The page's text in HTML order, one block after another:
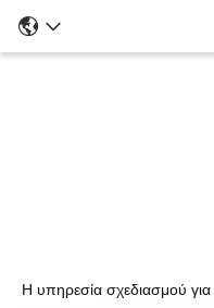
Η υπηρεσία σχεδιασμού